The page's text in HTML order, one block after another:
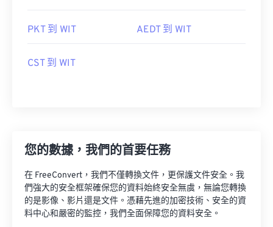
PKT 到 WIT AEDT 到 WIT
CST 到 WIT
您的數據，我們的首要任務
在 FreeConvert，我們不僅轉換文件，更保護文件安全。我
們強大的安全框架確保您的資料始終安全無虞，無論您轉換
的是影像、影片還是文件。憑藉先進的加密技術、安全的資
料中心和嚴密的監控，我們全面保障您的資料安全。